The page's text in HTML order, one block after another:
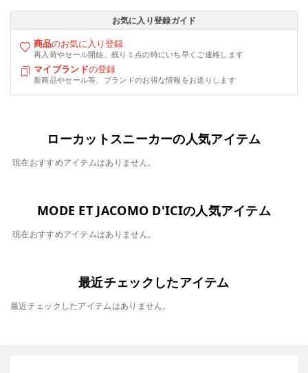
お気に入り登録ガイド
商品のお気に入り登録
再入荷やセール開始、残り１点の時にいち早くご連絡します
マイブランドの登録
新商品やセール等、ブランドのお得な情報をお送りします
ローカットスニーカーの人気アイテム
現在おすすめアイテムはありません。
MODE ET JACOMO D'ICIの人気アイテム
現在おすすめアイテムはありません。
最近チェックしたアイテム
最近チェックしたアイテムはありません。